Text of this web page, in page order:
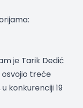
je Tarik Dedić
osvojio treće
konkurenciji 19